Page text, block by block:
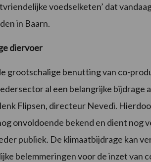
voedselketen’ dat
in Baarn.
diervoer
grootschalige benutting van co-
al een belangrijke bijdrage
Flipsen, directeur Nevedi.
onvoldoende bekend en dient
publiek. De klimaatbijdrage kan
belemmeringen voor de inzet van